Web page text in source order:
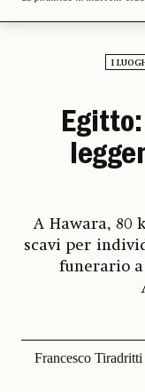
I
A Hawara, 80
scavi per
funerario
Francesco Tiradritti